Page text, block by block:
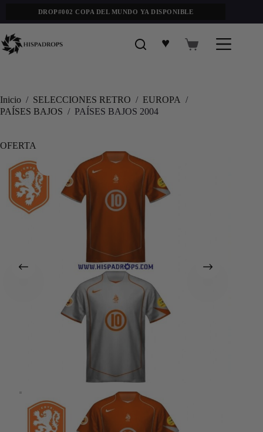
DROP#002 COPA DEL MUNDO YA DISPONIBLE
♥
Inicio / SELECCIONES RETRO / EUROPA /
PAÍSES BAJOS / PAÍSES BAJOS 2004
OFERTA